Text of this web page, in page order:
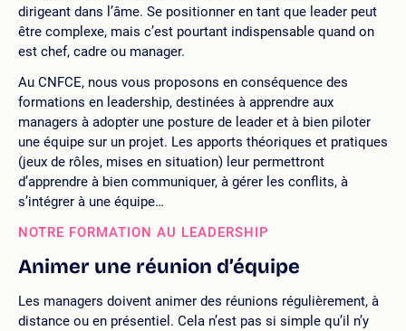
dirigeant dans l’âme. Se positionner en tant que leader peut
être complexe, mais c’est pourtant indispensable quand on
est chef, cadre ou manager.
Au CNFCE, nous vous proposons en conséquence des
formations en leadership, destinées à apprendre aux
managers à adopter une posture de leader et à bien piloter
une équipe sur un projet. Les apports théoriques et pratiques
(jeux de rôles, mises en situation) leur permettront
d’apprendre à bien communiquer, à gérer les conflits, à
s’intégrer à une équipe…
NOTRE FORMATION AU LEADERSHIP
Animer une réunion d’équipe
Les managers doivent animer des réunions régulièrement, à
distance ou en présentiel. Cela n’est pas si simple qu’il n’y